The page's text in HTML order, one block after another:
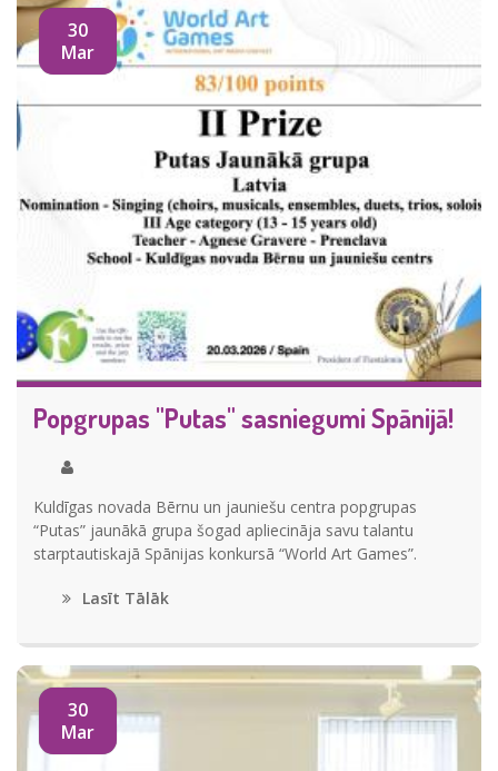
30
Mar
Popgrupas "Putas" sasniegumi Spānijā!
Kuldīgas novada Bērnu un jauniešu centra popgrupas
“Putas” jaunākā grupa šogad apliecināja savu talantu
starptautiskajā Spānijas konkursā “World Art Games”.
Lasīt Tālāk
30
Mar